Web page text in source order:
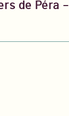
de Péra –